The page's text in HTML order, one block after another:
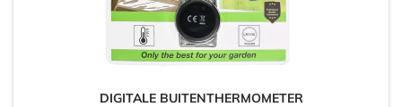
DIGITALE BUITENTHERMOMETER